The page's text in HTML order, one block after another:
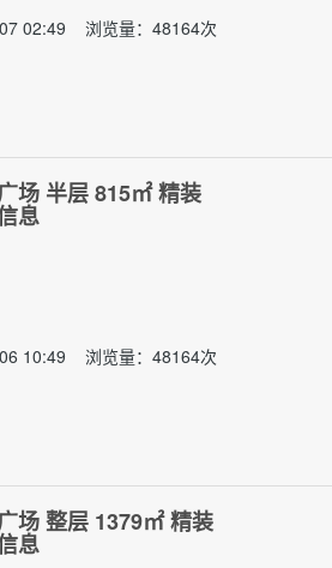
02:49 浏览量：48164次
场 半层 815㎡ 精装
息
10:49 浏览量：48164次
场 整层 1379㎡ 精装
息